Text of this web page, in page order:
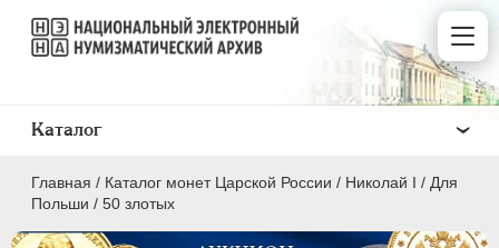
Главная / Каталог монет Царской России / Николай I / Для
Польши / 50 злотых
Каталог